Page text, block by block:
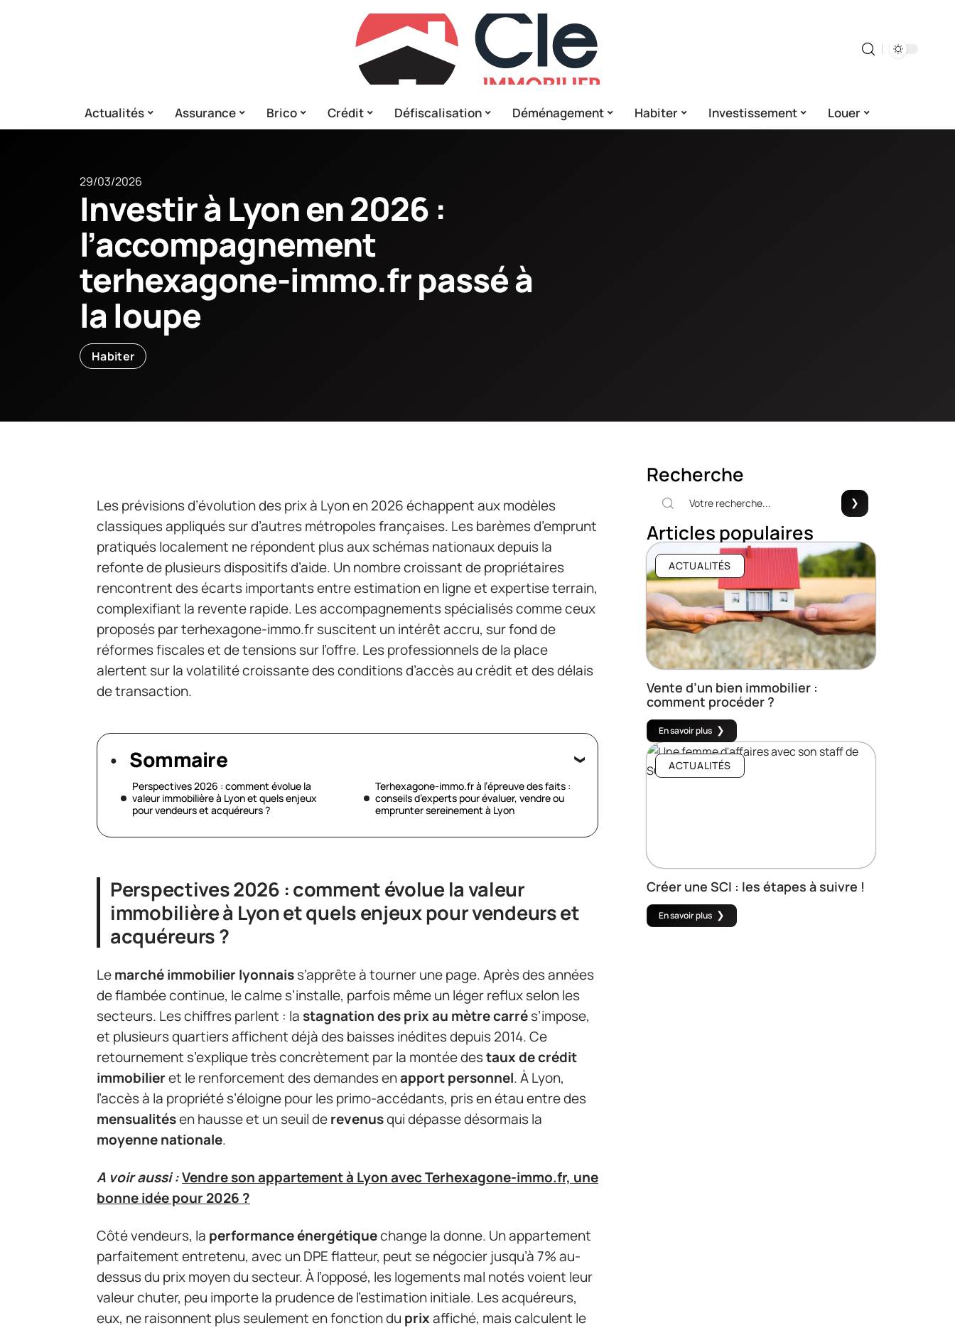
Actualités Assurance Brico Crédit Défiscalisation Déménagement Habiter Investissement Louer
29/03/2026
Investir à Lyon en 2026 :
l’accompagnement
terhexagone-immo.fr passé à
la loupe
Habiter
Les prévisions d’évolution des prix à Lyon en 2026 échappent aux modèles
classiques appliqués sur d’autres métropoles françaises. Les barèmes d’emprunt
pratiqués localement ne répondent plus aux schémas nationaux depuis la
refonte de plusieurs dispositifs d’aide. Un nombre croissant de propriétaires
rencontrent des écarts importants entre estimation en ligne et expertise terrain,
complexifiant la revente rapide. Les accompagnements spécialisés comme ceux
proposés par terhexagone-immo.fr suscitent un intérêt accru, sur fond de
réformes fiscales et de tensions sur l’offre. Les professionnels de la place
alertent sur la volatilité croissante des conditions d’accès au crédit et des délais
de transaction.
Sommaire
Perspectives 2026 : comment évolue la
valeur immobilière à Lyon et quels enjeux
pour vendeurs et acquéreurs ?
Terhexagone-immo.fr à l’épreuve des faits :
conseils d’experts pour évaluer, vendre ou
emprunter sereinement à Lyon
Perspectives 2026 : comment évolue la valeur
immobilière à Lyon et quels enjeux pour vendeurs et
acquéreurs ?
Lemarché immobilier lyonnaiss’apprête à tourner une page. Après des années
de flambée continue, le calme s’installe, parfois même un léger reflux selon les
secteurs. Les chiffres parlent : la stagnation des prix au mètre carrés’impose,
et plusieurs quartiers affichent déjà des baisses inédites depuis 2014. Ce
retournement s’explique très concrètement par la montée destaux de crédit
immobilieret le renforcement des demandes enapport personnel. À Lyon,
l’accès à la propriété s’éloigne pour les primo-accédants, pris en étau entre des
mensualitésen hausse et un seuil derevenusqui dépasse désormais la
moyenne nationale.
A voir aussi :Vendre son appartement à Lyon avec Terhexagone-immo.fr, une
bonne idée pour 2026 ?
Côté vendeurs, la performance énergétiquechange la donne. Un appartement
parfaitement entretenu, avec un DPE flatteur, peut se négocier jusqu’à 7% au-
dessus du prix moyen du secteur. À l’opposé, les logements mal notés voient leur
valeur chuter, peu importe la prudence de l’estimation initiale. Les acquéreurs,
eux, ne raisonnent plus seulement en fonction du prixaffiché, mais calculent le
Recherche
Articles populaires
ACTUALITÉS
Vente d’un bien immobilier :
comment procéder ?
En savoir plus
ACTUALITÉS
Créer une SCI : les étapes à suivre !
En savoir plus